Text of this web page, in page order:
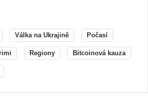
Válka na Ukrajině Počasí
Regiony Bitcoinová kauza